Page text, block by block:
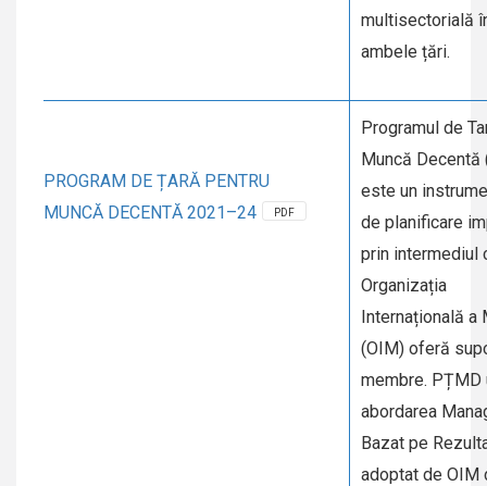
multisectorială
ambele țări.
PROGRAM DE ȚARĂ PENTRU
MUNCĂ DECENTĂ 2021–24
PDF
Programul de
Muncă Decentă
este un
de planificare
prin intermediul
Organizația
Internațională a
(OIM) oferă
membre.
abordarea
Bazat pe
adoptat de OIM